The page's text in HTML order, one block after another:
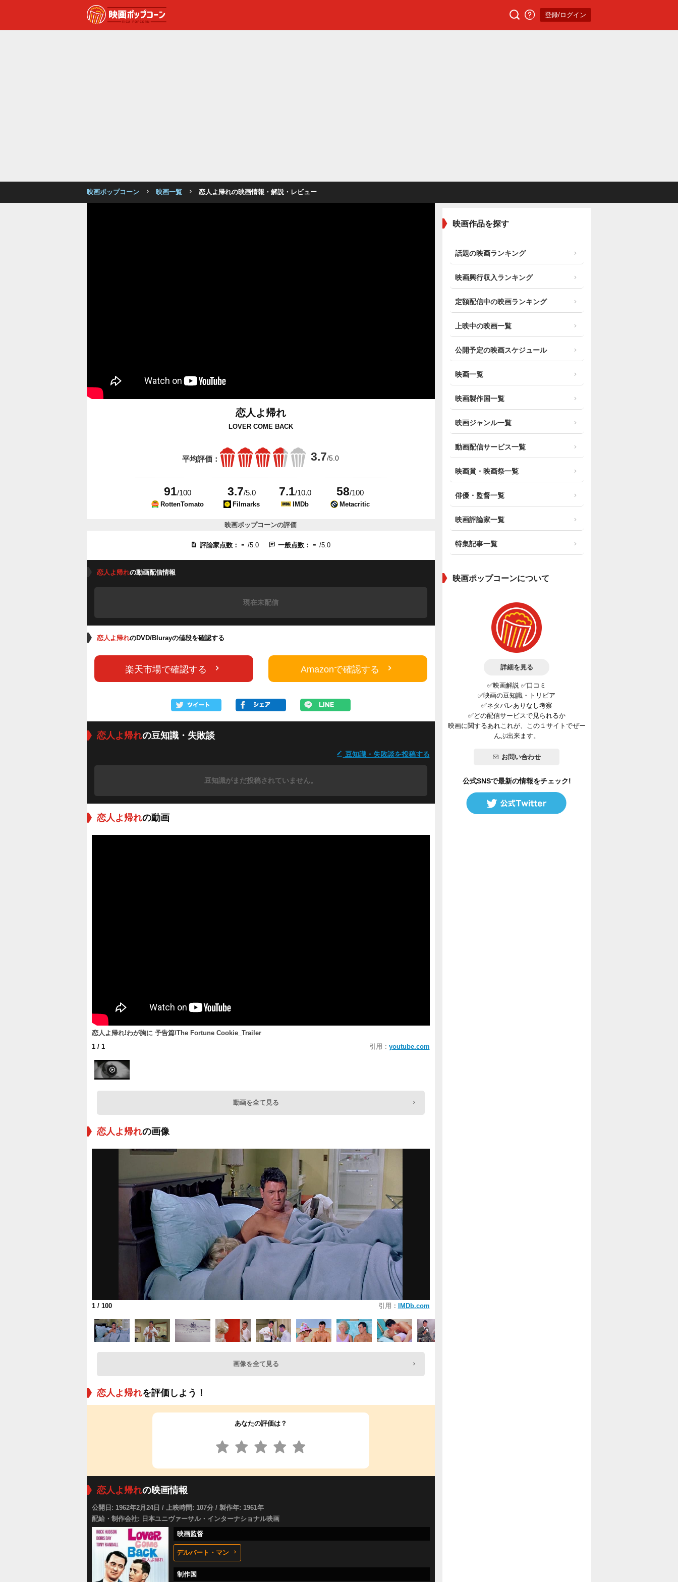
登録/ログイン
映画ポップコーン 映画一覧 恋人よ帰れの映画情報・解説・レビュー
恋人よ帰れ
LOVER COME BACK
平均評価： 3.7/5.0
91/100
RottenTomato
3.7/5.0
Filmarks
7.1/10.0
IMDb
58/100
Metacritic
映画ポップコーンの評価
評論家点数： -/5.0 一般点数： -/5.0
恋人よ帰れの動画配信情報
現在未配信
恋人よ帰れのDVD/Blurayの値段を確認する
楽天市場で確認する Amazonで確認する
恋人よ帰れの豆知識・失敗談
豆知識・失敗談を投稿する
豆知識がまだ投稿されていません。
恋人よ帰れの動画
恋人よ帰れ!わが胸に 予告篇/The Fortune Cookie_Trailer
1 / 1 引用： youtube.com
動画を全て見る
恋人よ帰れの画像
1 / 100 引用： IMDb.com
画像を全て見る
恋人よ帰れを評価しよう！
あなたの評価は？
恋人よ帰れの映画情報
公開日: 1962年2月24日 / 上映時間: 107分 / 製作年: 1961年
配給・制作会社: 日本ユニヴァーサル・インターナショナル映画
映画監督
デルバート・マン
制作国
映画作品を探す
話題の映画ランキング
映画興行収入ランキング
定額配信中の映画ランキング
上映中の映画一覧
公開予定の映画スケジュール
映画一覧
映画製作国一覧
映画ジャンル一覧
動画配信サービス一覧
映画賞・映画祭一覧
俳優・監督一覧
映画評論家一覧
特集記事一覧
映画ポップコーンについて
詳細を見る
✅映画解説 ✅口コミ
✅映画の豆知識・トリビア
✅ネタバレありなし考察
✅どの配信サービスで見られるか
映画に関するあれこれが、この１サイトでぜー
んぶ出来ます。
お問い合わせ
公式SNSで最新の情報をチェック!